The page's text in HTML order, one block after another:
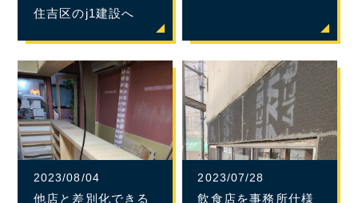
住吉区のj1建設へ
2023/08/04
他店と差別化できる
2023/07/28
飲食店を事務所仕様